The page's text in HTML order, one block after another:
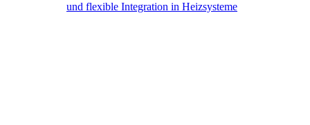
und flexible Integration in Heizsysteme